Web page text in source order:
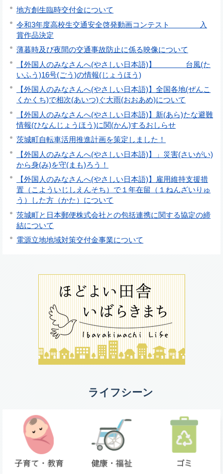
地方創生臨時交付金について
令和3年度高校生交通安全啓発動画コンテスト 入
賞作品決定
薄暮時及び夜間の交通事故防止に係る映像について
【外国人のみなさんへ(やさしい日本語)】 台風(た
いふう)16号(ごう)の情報(じょうほう)
【外国人のみなさんへ(やさしい日本語)】全国各地(ぜんこ
くかくち)で相次(あいつ)ぐ大雨(おおあめ)について
【外国人のみなさんへ(やさしい日本語)】新(あら)たな避難
情報(ひなんじょうほう)に関(かん)するおしらせ
茨城町自転車活用推進計画を策定しました！
【外国人のみなさんへ(やさしい日本語)】」災害(さいがい)
から身(み)を守(まも)ろう！
【外国人のみなさんへ(やさしい日本語)】雇用維持支援措
置（こよういじしえんそち）で１年在留（１ねんざいりゅ
う）した方（かた）について
茨城町と日本郵便株式会社との包括連携に関する協定の締
結について
電源立地地域対策交付金事業について
ライフシーン